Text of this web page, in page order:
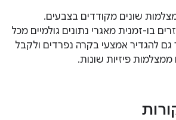
שונים מקודדים בצבעים.
בו-זמנית מאגרי נתונים גולמיים מכל
להגדיר אמצעי בקרה נפרדים ולקבל
פיזיות שונות.